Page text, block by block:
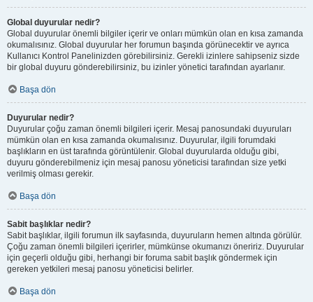
Global duyurular nedir?
Global duyurular önemli bilgiler içerir ve onları mümkün olan en kısa zamanda
okumalısınız. Global duyurular her forumun başında görünecektir ve ayrıca
Kullanıcı Kontrol Panelinizden görebilirsiniz. Gerekli izinlere sahipseniz sizde
bir global duyuru gönderebilirsiniz, bu izinler yönetici tarafından ayarlanır.
Başa dön
Duyurular nedir?
Duyurular çoğu zaman önemli bilgileri içerir. Mesaj panosundaki duyuruları
mümkün olan en kısa zamanda okumalısınız. Duyurular, ilgili forumdaki
başlıkların en üst tarafında görüntülenir. Global duyurularda olduğu gibi,
duyuru gönderebilmeniz için mesaj panosu yöneticisi tarafından size yetki
verilmiş olması gerekir.
Başa dön
Sabit başlıklar nedir?
Sabit başlıklar, ilgili forumun ilk sayfasında, duyuruların hemen altında görülür.
Çoğu zaman önemli bilgileri içerirler, mümkünse okumanızı öneririz. Duyurular
için geçerli olduğu gibi, herhangi bir foruma sabit başlık göndermek için
gereken yetkileri mesaj panosu yöneticisi belirler.
Başa dön